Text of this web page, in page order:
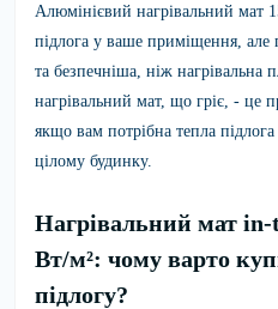
Алюмінієвий нагрівальний мат
підлога у ваше приміщення, але
та безпечніша, ніж нагрівальна
нагрівальний мат, що гріє, - це
якщо вам потрібна тепла
цілому будинку.
Нагрівальний мат
Вт/м²: чому варто
підлогу?